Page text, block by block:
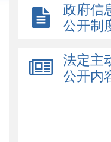
政府信
公开制
法定主
公开内